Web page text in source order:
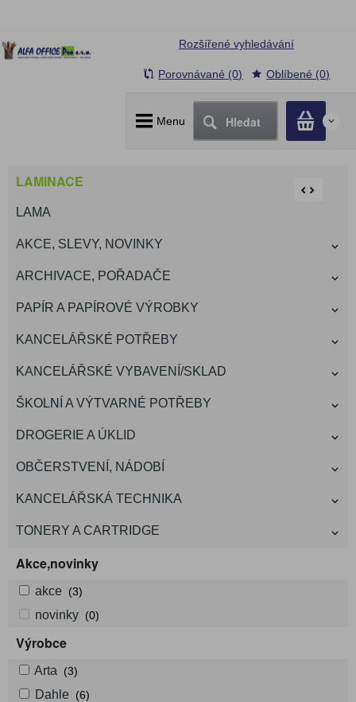
Menu Hledat 0
Rozšířené vyhledávání
Porovnávané (0) Oblíbené (0)
LAMINACE
LAMA
AKCE, SLEVY, NOVINKY
ARCHIVACE, POŘADAČE
PAPÍR A PAPÍROVÉ VÝROBKY
KANCELÁŘSKÉ POTŘEBY
KANCELÁŘSKÉ VYBAVENÍ/SKLAD
ŠKOLNÍ A VÝTVARNÉ POTŘEBY
DROGERIE A ÚKLID
OBČERSTVENÍ, NÁDOBÍ
KANCELÁŘSKÁ TECHNIKA
TONERY A CARTRIDGE
Akce,novinky
akce (3)
novinky (0)
Výrobce
Arta (3)
Dahle (6)